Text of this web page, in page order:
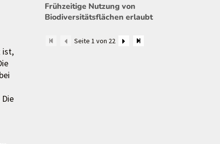
ist,
Frühzeitige Nutzung von
Biodiversitätsflächen erlaubt
Seite 1 von 22